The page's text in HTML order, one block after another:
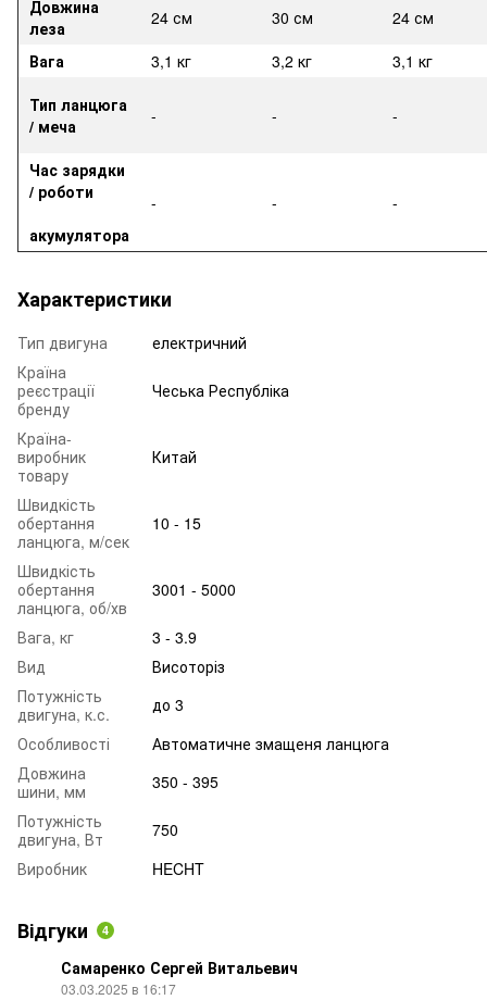
Довжина
леза
24 см 30 см
24 см
Вага
3,1 кг 3,2 кг
3,1 кг
Тип ланцюга
/ меча
- - -
Час зарядки
/ роботи
акумулятора
- - -
Характеристики
Тип двигуна
електричний
Країна
реєстрації
бренду
Чеська Республіка
Країна-
виробник
товару
Китай
Швидкість
обертання
ланцюга, м/сек
10 - 15
Швидкість
обертання
ланцюга, об/хв
3001 - 5000
Вага, кг
3 - 3.9
Вид
Висоторіз
Потужність
двигуна, к.с.
до 3
Особливості
Автоматичне змащеня ланцюга
Довжина
шини, мм
350 - 395
Потужність
двигуна, Вт
750
Виробник
HECHT
Відгуки 4
Самаренко Сергей Витальевич
03.03.2025 в 16:17